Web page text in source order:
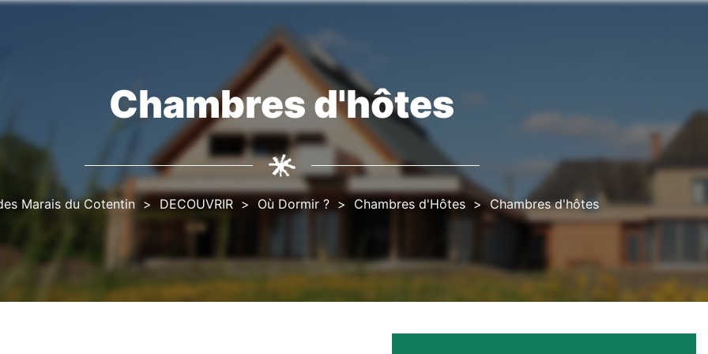
d'Ariane Chambres d'hôtes
Marais du Cotentin DECOUVRIR Où Dormir ? Chambres d'Hôtes Chambres d'hôtes